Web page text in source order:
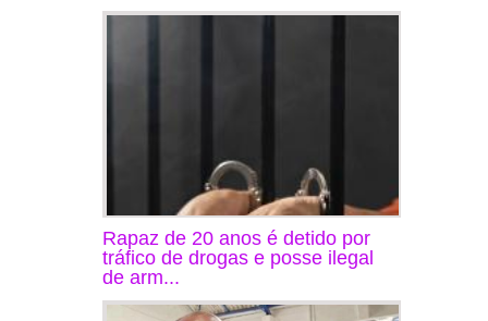
Rapaz de 20 anos é detido por
tráfico de drogas e posse ilegal
de arm...